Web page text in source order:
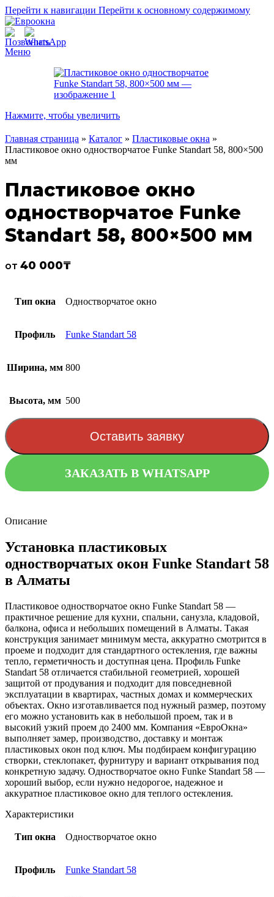
Перейти к навигации Перейти к основному содержимому
Меню
Нажмите, чтобы увеличить
Главная страница » Каталог » Пластиковые окна »
Пластиковое окно одностворчатое Funke Standart 58, 800×500
мм
Пластиковое окно
одностворчатое Funke
Standart 58, 800×500 мм
от 40 000₸
Тип окна Одностворчатое окно
Профиль Funke Standart 58
Ширина, мм 800
Высота, мм 500
Оставить заявку
ЗАКАЗАТЬ В WHATSAPP
Описание
Установка пластиковых
одностворчатых окон Funke Standart 58
в Алматы
Пластиковое одностворчатое окно Funke Standart 58 —
практичное решение для кухни, спальни, санузла, кладовой,
балкона, офиса и небольших помещений в Алматы. Такая
конструкция занимает минимум места, аккуратно смотрится в
проеме и подходит для стандартного остекления, где важны
тепло, герметичность и доступная цена. Профиль Funke
Standart 58 отличается стабильной геометрией, хорошей
защитой от продувания и подходит для повседневной
эксплуатации в квартирах, частных домах и коммерческих
объектах. Окно изготавливается под нужный размер, поэтому
его можно установить как в небольшой проем, так и в
высокий узкий проем до 2400 мм. Компания «ЕвроОкна»
выполняет замер, производство, доставку и монтаж
пластиковых окон под ключ. Мы подбираем конфигурацию
створки, стеклопакет, фурнитуру и вариант открывания под
конкретную задачу. Одностворчатое окно Funke Standart 58 —
хороший выбор, если нужно недорогое, надежное и
аккуратное пластиковое окно для теплого остекления.
Характеристики
Тип окна Одностворчатое окно
Профиль Funke Standart 58